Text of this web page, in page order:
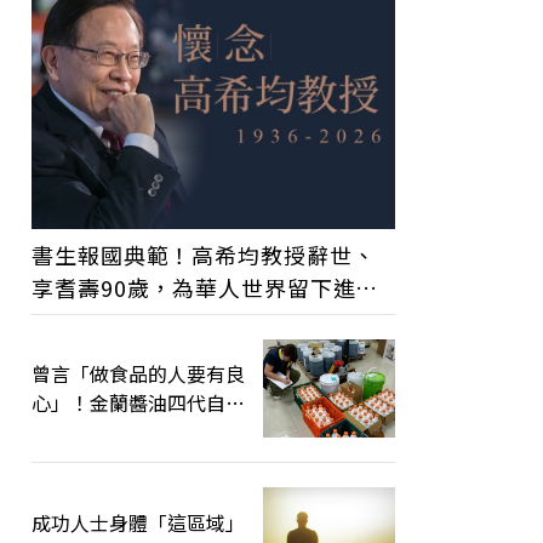
書生報國典範！高希均教授辭世、
享耆壽90歲，為華人世界留下進步
觀念的精神遺產
曾言「做食品的人要有良
心」！金蘭醬油四代自創
逾期原料遭訴
成功人士身體「這區域」